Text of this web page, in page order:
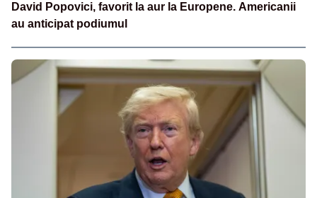
David Popovici, favorit la aur la Europene. Americanii
au anticipat podiumul